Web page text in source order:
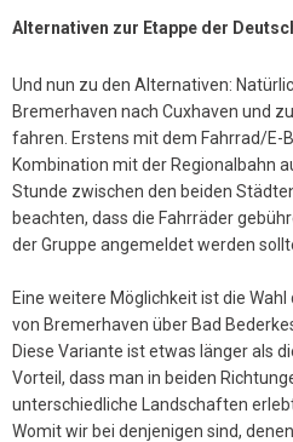
Alternativen zur Etappe der
Und nun zu den Alternativen:
Bremerhaven nach Cuxhaven und
fahren. Erstens mit dem Fahrrad/E-
Kombination mit der Regionalbahn
Stunde zwischen den beiden
beachten, dass die Fahrräder
der Gruppe angemeldet werden
Eine weitere Möglichkeit ist die
von Bremerhaven über Bad
Diese Variante ist etwas länger als
Vorteil, dass man in beiden
unterschiedliche Landschaften
Womit wir bei denjenigen sind,